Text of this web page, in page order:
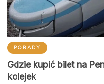
PORADY
Gdzie kupić bilet na
kolejek